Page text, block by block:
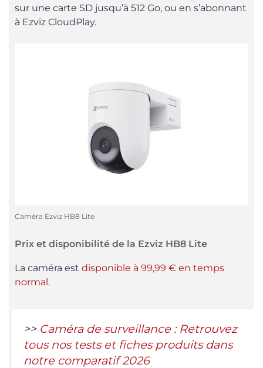
sur une carte SD jusqu’à 512 Go, ou en s’abonnant
à Ezviz CloudPlay.
Caméra Ezviz HB8 Lite
Prix et disponibilité de la Ezviz HB8 Lite
La caméra est disponible à 99,99 € en temps
normal.
>> Caméra de surveillance : Retrouvez
tous nos tests et fiches produits dans
notre comparatif 2026